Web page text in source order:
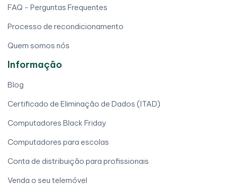
FAQ - Perguntas Frequentes
Processo de recondicionamento
Quem somos nós
Informação
Blog
Certificado de Eliminação de Dados (ITAD)
Computadores Black Friday
Computadores para escolas
Conta de distribuição para profissionais
Venda o seu telemóvel